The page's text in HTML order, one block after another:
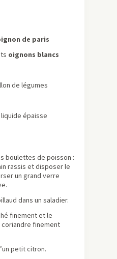
de paris
oignons blancs
de légumes
épaisse
boulettes de poisson :
rassis et disposer le
un grand verre
dans un saladier.
finement et le
finement
petit citron.